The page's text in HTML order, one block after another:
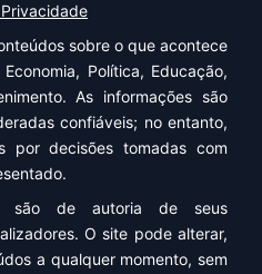
sobre o que acontece
Política, Educação,
As informações são
confiáveis; no entanto,
por decisões tomadas com
são de autoria de seus
O site pode alterar,
a qualquer momento, sem